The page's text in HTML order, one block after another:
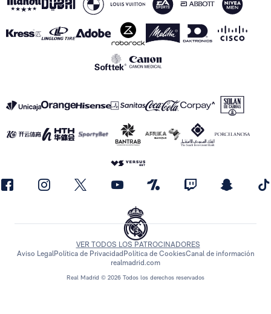
Real Madrid © 2026 Todos los derechos reservados
VER TODOS LOS PATROCINADORES
Aviso LegalPolítica de Privacidad Política de CookiesCanal de información
realmadrid.com